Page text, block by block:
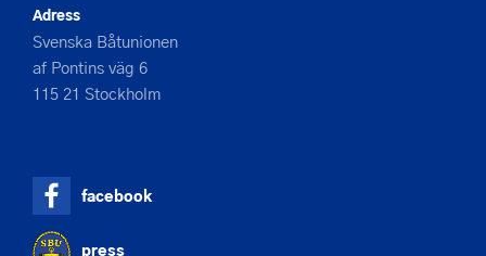
Adress
Svenska Båtunionen
af Pontins väg 6
115 21 Stockholm
facebook
press